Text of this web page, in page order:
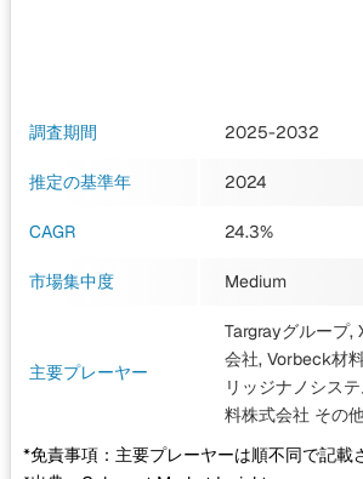
調査期間 2025-2032
推定の基準年 2024
CAGR 24.3%
市場集中度 Medium
主要プレーヤー
Targrayグループ,
会社, Vorbeck材
リッジナノシス
料株式会社 その
*免責事項：主要プレーヤーは順不同で記載